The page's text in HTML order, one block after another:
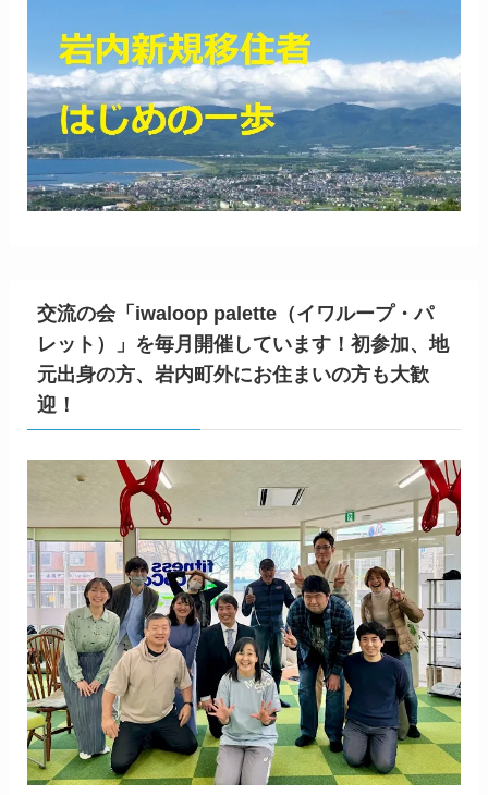
交流の会「iwaloop palette（イワループ・パ
レット）」を毎月開催しています！初参加、地
元出身の方、岩内町外にお住まいの方も大歓
迎！